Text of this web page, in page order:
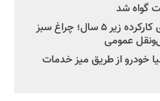
گواه شد
صدور مجوز واردات اتوبوس‌های کارکرده زیر ۵ سال؛ چراغ سبز
عمومی
خودرو از طریق میز خدمات